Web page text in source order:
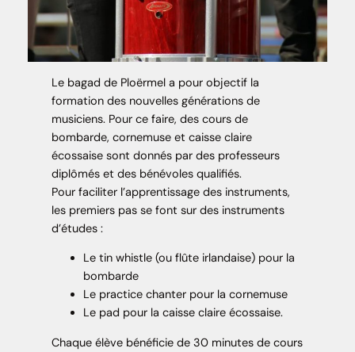
Le bagad de Ploërmel a pour objectif la
formation des nouvelles générations de
musiciens. Pour ce faire, des cours de
bombarde, cornemuse et caisse claire
écossaise sont donnés par des professeurs
diplômés et des bénévoles qualifiés.
Pour faciliter l’apprentissage des instruments,
les premiers pas se font sur des instruments
d’études :
Le tin whistle (ou flûte irlandaise) pour la
bombarde
Le practice chanter pour la cornemuse
Le pad pour la caisse claire écossaise.
Chaque élève bénéficie de 30 minutes de cours